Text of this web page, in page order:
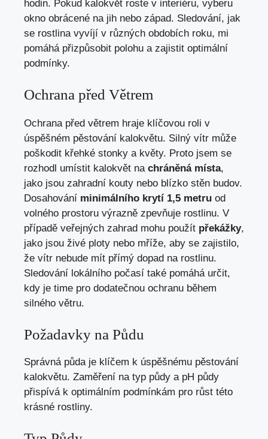
hodin. Pokud kalokvět roste v interiéru, vyberu
okno obrácené na jih nebo západ. Sledování, jak
se rostlina vyvíjí v různých obdobích roku, mi
pomáhá přizpůsobit polohu a zajistit optimální
podmínky.
Ochrana před Větrem
Ochrana před větrem hraje klíčovou roli v
úspěšném pěstování kalokvětu. Silný vítr může
poškodit křehké stonky a květy. Proto jsem se
rozhodl umístit kalokvět na chráněná místa,
jako jsou zahradní kouty nebo blízko stěn budov.
Dosahování minimálního krytí 1,5 metru od
volného prostoru výrazně zpevňuje rostlinu. V
případě veřejných zahrad mohu použít překážky,
jako jsou živé ploty nebo mříže, aby se zajistilo,
že vítr nebude mít přímý dopad na rostlinu.
Sledování lokálního počasí také pomáhá určit,
kdy je time pro dodatečnou ochranu během
silného větru.
Požadavky na Půdu
Správná půda je klíčem k úspěšnému pěstování
kalokvětu. Zaměření na typ půdy a pH půdy
přispívá k optimálním podmínkám pro růst této
krásné rostliny.